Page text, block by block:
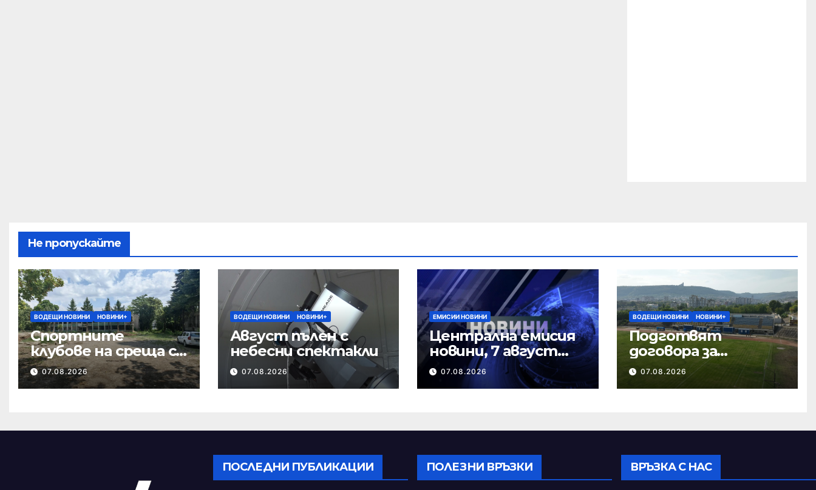
Не пропускайте
ВОДЕЩИ НОВИНИ НОВИНИ+
Спортните
клубове на среща с
кмета за
бъдещето на
07.08.2026
ВОДЕЩИ НОВИНИ НОВИНИ+
Август пълен с
небесни спектакли
07.08.2026
ЕМИСИИ НОВИНИ
Централна емисия
новини, 7 август
2026 г.
07.08.2026
ВОДЕЩИ НОВИНИ НОВИНИ+
Подготвят
договора за
ремонта на
стадион „Панайот
07.08.2026
ПОСЛЕДНИ ПУБЛИКАЦИИ ПОЛЕЗНИ ВРЪЗКИ ВРЪЗКА С НАС